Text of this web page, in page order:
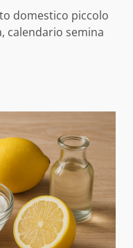
domestico piccolo
calendario semina